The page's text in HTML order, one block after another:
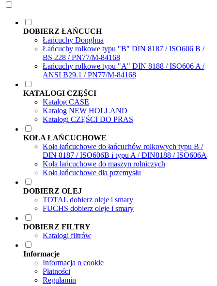
DOBIERZ ŁAŃCUCH
Łańcuchy Donghua
Łańcuchy rolkowe typu "B" DIN 8187 / ISO606 B /
BS 228 / PN77/M-84168
Łańcuchy rolkowe typu "A" DIN 8188 / ISO606 A /
ANSI B29.1 / PN77/M-84168
KATALOGI CZĘŚCI
Katalog CASE
Katalog NEW HOLLAND
Katalogi CZĘŚCI DO PRAS
KOŁA ŁAŃCUCHOWE
Koła łańcuchowe do łańcuchów rolkowych typu B /
DIN 8187 / ISO606B i typu A / DIN8188 / ISO606A
Koła łańcuchowe do maszyn rolniczych
Koła łańcuchowe dla przemysłu
DOBIERZ OLEJ
TOTAL dobierz oleje i smary
FUCHS dobierz oleje i smary
DOBIERZ FILTRY
Katalogi filtrów
Informacje
Informacja o cookie
Płatności
Regulamin